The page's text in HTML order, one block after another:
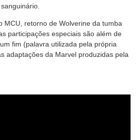
MCU, retorno de Wolverine da tumba
participações especiais são além de
fim (palavra utilizada pela própria
adaptações da Marvel produzidas pela